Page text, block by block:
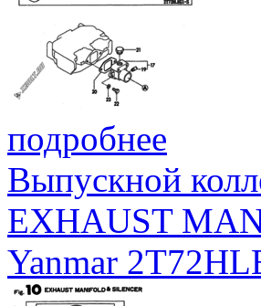
подробнее
Выпускной
EXHAUST
Yanmar